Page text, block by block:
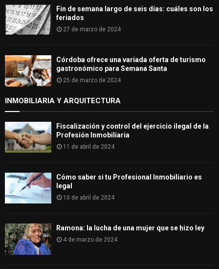
Fin de semana largo de seis días: cuáles son los
feriados
27 de marzo de 2024
Córdoba ofrece una variada oferta de turismo
gastronómico para Semana Santa
25 de marzo de 2024
INMOBILIARIA Y ARQUITECTURA
Fiscalización y control del ejercicio ilegal de la
Profesión Inmobiliaria
11 de abril de 2024
Cómo saber si tu Profesional Inmobiliario es
legal
10 de abril de 2024
Ramona: la lucha de una mujer que se hizo ley
4 de marzo de 2024